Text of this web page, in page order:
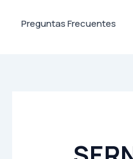
Preguntas Frecuentes